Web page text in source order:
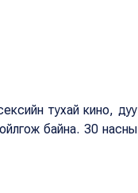
тухай кино, дуу
ойлгож байна. 30 насны